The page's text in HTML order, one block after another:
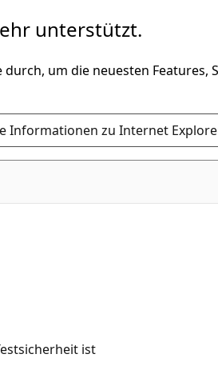
unterstützt.
um die neuesten Features,
Informationen zu Internet
ist